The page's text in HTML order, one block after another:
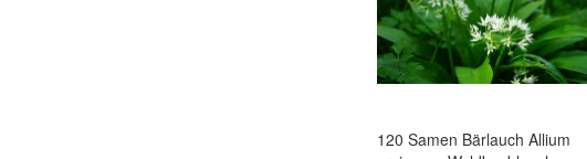
120 Samen Bärlauch Allium